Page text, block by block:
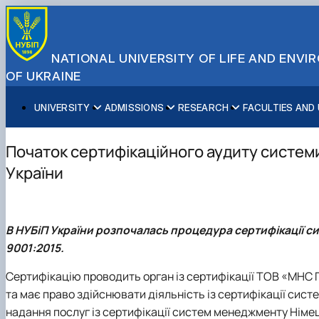
NATIONAL UNIVERSITY OF LIFE AND
OF UKRAINE
UNIVERSITY
About NUBiP
Leadership & Governance
Campus & Facilities
Distinguished Community
ADMISSIONS
Academic Programs
International Student Support
About Ukraine and Kyiv
RESEARCH
Research Excellence
Projects
Publications & Journals
Science for Business
FACULTIES AND
Educational and Research Institutes
Educational & Research Farms
Research Institutes
Partnerships
Erasmus+ Mobility
International Relations Office
Faculties and Units
Press Service
Початок сертифікаційного аудиту
України
В НУБіП України розпочалась процедура сертифікації
9001:2015.
Сертифікацію проводить орган із сертифікаціїТОВ «МНС
та має право здійснювати діяльність із сертифікації
надання послуг із сертифікації систем менеджменту